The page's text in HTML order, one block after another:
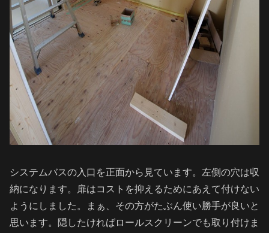
システムバスの入口を正面から見ています。左側の穴は収
納になります。扉はコストを抑えるためにあえて付けない
ようにしました。まぁ、その方がたぶん使い勝手が良いと
思います。隠したければロールスクリーンでも取り付けま